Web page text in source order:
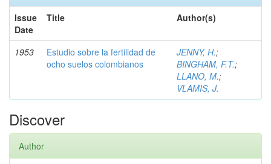
Issue
Date
Title Author(s)
1953
Estudio sobre la fertilidad de
ocho suelos colombianos
JENNY, H.;
BINGHAM, F.T.;
LLANO, M.;
VLAMIS, J.
Discover
Author